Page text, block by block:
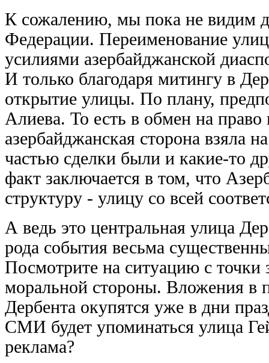
К сожалению, мы пока не видим
Федерации. Переименование
усилиями азербайджанской
И только благодаря митингу в
открытие улицы. По плану,
Алиева. То есть в обмен на
азербайджанская сторона взяла
частью сделки были и какие-то
факт заключается в том, что
структуру - улицу со всей
А ведь это центральная улица
рода события весьма
Посмотрите на ситуацию с точки
моральной стороны. Вложения в
Дербента окупятся уже в дни
СМИ будет упоминаться улица
реклама?